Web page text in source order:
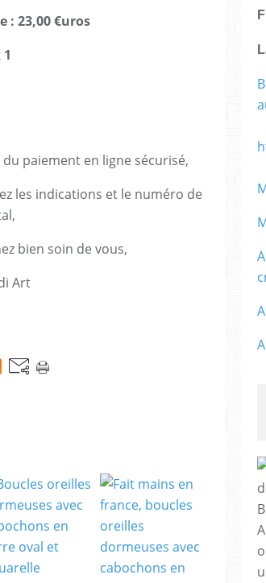
: 23,00 €uros
paiement en ligne sécurisé,
les indications et le numéro de
bien soin de vous,
Art